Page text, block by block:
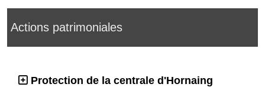
Actions patrimoniales
Protection de la centrale d'Hornaing